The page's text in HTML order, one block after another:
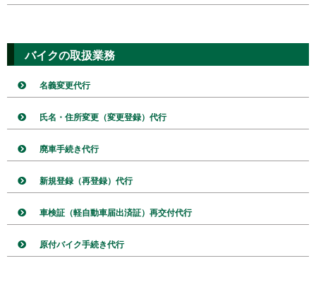
バイクの取扱業務
名義変更代行
氏名・住所変更（変更登録）代行
廃車手続き代行
新規登録（再登録）代行
車検証（軽自動車届出済証）再交付代行
原付バイク手続き代行